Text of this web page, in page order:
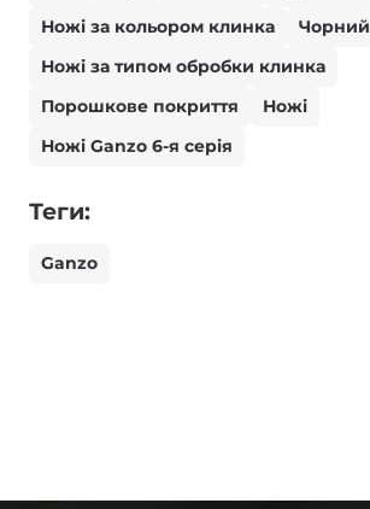
Ножі за кольором клинка
Чорний
Ножі за типом обробки клинка
Порошкове покриття
Ножі
Ножі Ganzo 6-я серія
Теги:
Ganzo